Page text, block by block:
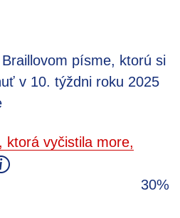
písme, ktorú si
v 10. týždni roku 2025
ktorá vyčistila more,
30%